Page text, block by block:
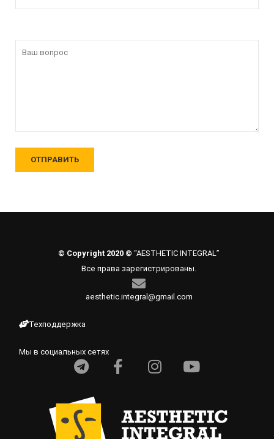
© Copyright 2020 © “AESTHETIC INTEGRAL”
Все права зарегистрированы.
aesthetic.integral@gmail.com
Техподдержка
Мы в социальных сетях